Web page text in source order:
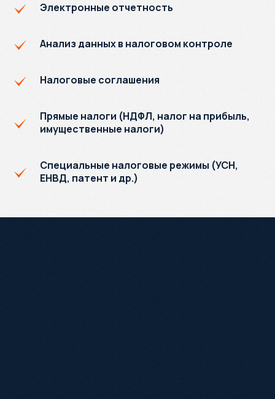
Электронные отчетность
Анализ данных в налоговом контроле
Налоговые соглашения
Прямые налоги (НДФЛ, налог на прибыль,
имущественные налоги)
Специальные налоговые режимы (УСН,
ЕНВД, патент и др.)